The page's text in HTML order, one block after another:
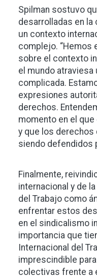
Spilman sostuvo
desarrolladas en
un contexto
complejo. “Hemos
sobre el contexto
el mundo atraviesa
complicada.
expresiones
derechos.
momento en el
y que los
siendo defendidos
Finalmente,
internacional y de
del Trabajo como
enfrentar estos
en el sindicalismo
importancia que
Internacional del
imprescindible
colectivas frente a